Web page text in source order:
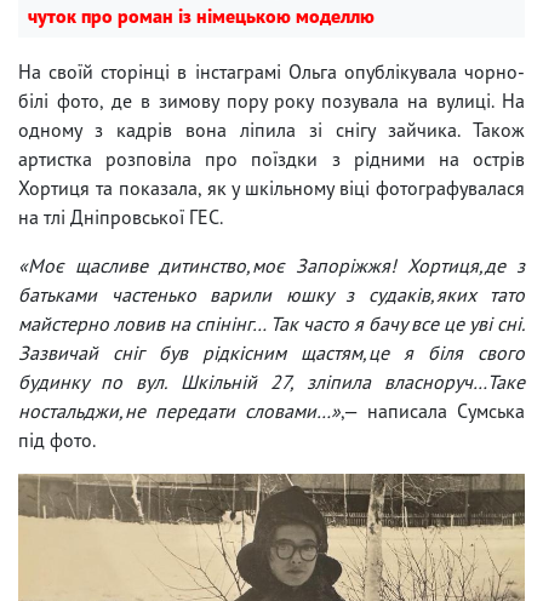
чуток про роман із німецькою моделлю
На своїй сторінці в інстаграмі Ольга опублікувала чорно-
білі фото, де в зимову пору року позувала на вулиці. На
одному з кадрів вона ліпила зі снігу зайчика. Також
артистка розповіла про поїздки з рідними на острів
Хортиця та показала, як у шкільному віці фотографувалася
на тлі Дніпровської ГЕС.
«Моє щасливе дитинство,моє Запоріжжя! Хортиця,де з
батьками частенько варили юшку з судаків,яких тато
майстерно ловив на спінінг… Так часто я бачу все це уві сні.
Зазвичай сніг був рідкісним щастям,це я біля свого
будинку по вул. Шкільній 27, зліпила власноруч…Таке
ностальджи,не передати словами…»,— написала Сумська
під фото.